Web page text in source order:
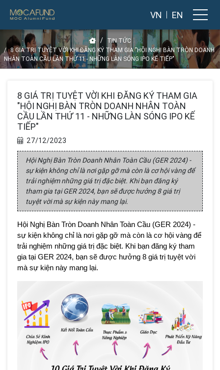
VN EN
TIN TỨC
8 GIÁ TRỊ TUYỆT VỜI KHI ĐĂNG KÝ THAM GIA "HỘI NGHỊ BÀN TRÒN DOANH
NHÂN TOÀN CẦU LẦN THỨ 11 - NHỮNG LÀN SÓNG IPO KẾ TIẾP"
8 GIÁ TRỊ TUYỆT VỜI KHI ĐĂNG KÝ THAM GIA
"HỘI NGHỊ BÀN TRÒN DOANH NHÂN TOÀN
CẦU LẦN THỨ 11 - NHỮNG LÀN SÓNG IPO KẾ
TIẾP"
27/12/2023
Hội Nghị Bàn Tròn Doanh Nhân Toàn Cầu (GER 2024) -
sự kiện không chỉ là nơi gặp gỡ mà còn là cơ hội vàng để
trải nghiệm những giá trị đặc biệt. Khi bạn đăng ký
tham gia tại GER 2024, bạn sẽ được hưởng 8 giá trị
tuyệt vời mà sự kiện này mang lại.
Hội Nghị Bàn Tròn Doanh Nhân Toàn Cầu (GER 2024) -
sự kiện không chỉ là nơi gặp gỡ mà còn là cơ hội vàng để
trải nghiệm những giá trị đặc biệt. Khi bạn đăng ký tham
gia tại GER 2024, bạn sẽ được hưởng 8 giá trị tuyệt vời
mà sự kiện này mang lại.